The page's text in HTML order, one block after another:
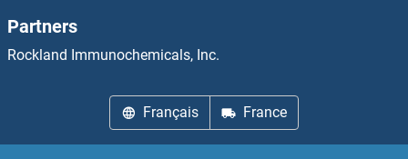
LYPD5 Kits ELISA
LYPLA1 Kits ELISA
Partners
Rockland Immunochemicals, Inc.
Français France